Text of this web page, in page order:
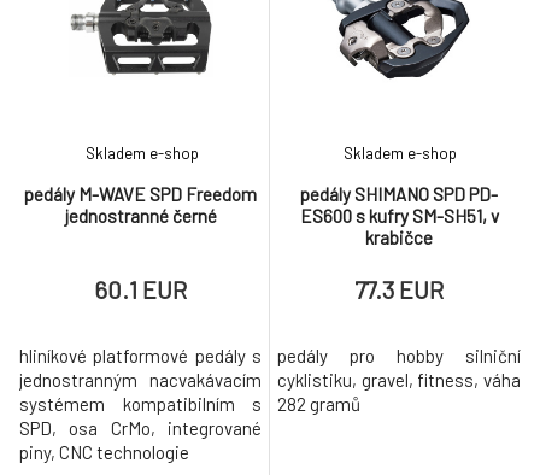
demontáže pedálu z kola. Plně
SPD kompatibilní. Ideální pro
Enduro, All Mountain - nahoru v
pedály M-WAVE SPD Freedom
jednostranné černé
Skladem e-shop
60.1 EUR
hliníkové platformové pedály s
jednostranným nacvakávacím
systémem kompatibilním s
SPD, osa CrMo, integrované
piny, CNC technologie
pedály SHIMANO SPD PD-
ES600 s kufry SM-SH51, v
krabičce
Skladem e-shop
77.3 EUR
pedály pro hobby silniční
cyklistiku, gravel, fitness, váha
282 gramů